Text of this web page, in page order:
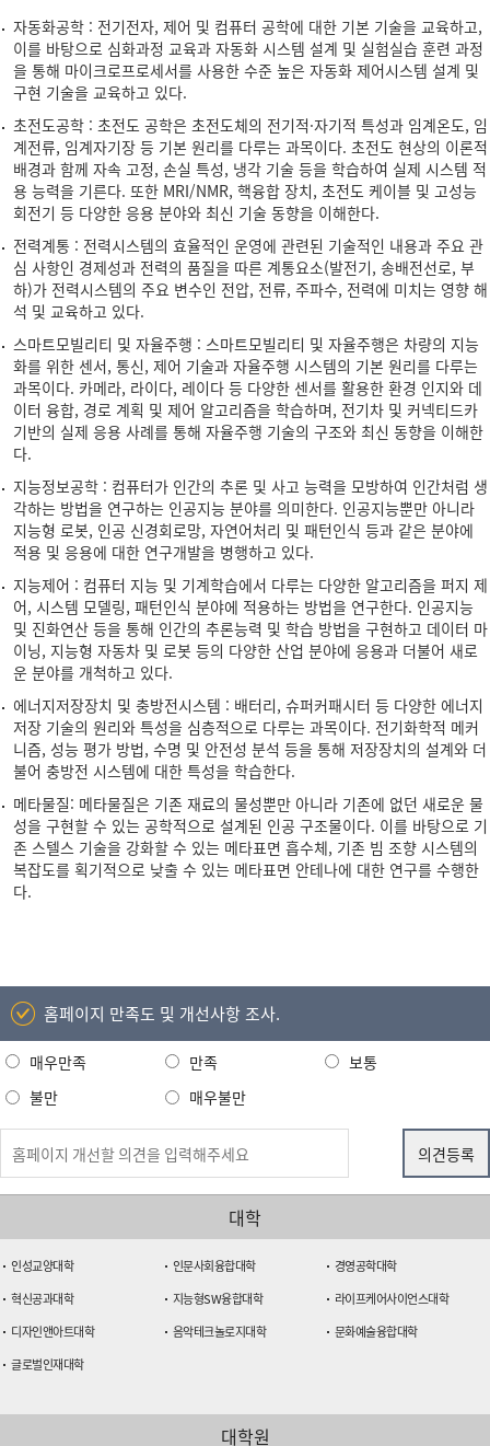
자동화공학 : 전기전자, 제어 및 컴퓨터 공학에 대한 기본 기술을 교육하고,
이를 바탕으로 심화과정 교육과 자동화 시스템 설계 및 실험실습 훈련 과정
을 통해 마이크로프로세서를 사용한 수준 높은 자동화 제어시스템 설계 및
구현 기술을 교육하고 있다.
초전도공학 : 초전도 공학은 초전도체의 전기적·자기적 특성과 임계온도, 임
계전류, 임계자기장 등 기본 원리를 다루는 과목이다. 초전도 현상의 이론적
배경과 함께 자속 고정, 손실 특성, 냉각 기술 등을 학습하여 실제 시스템 적
용 능력을 기른다. 또한 MRI/NMR, 핵융합 장치, 초전도 케이블 및 고성능
회전기 등 다양한 응용 분야와 최신 기술 동향을 이해한다.
전력계통 : 전력시스템의 효율적인 운영에 관련된 기술적인 내용과 주요 관
심 사항인 경제성과 전력의 품질을 따른 계통요소(발전기, 송배전선로, 부
하)가 전력시스템의 주요 변수인 전압, 전류, 주파수, 전력에 미치는 영향 해
석 및 교육하고 있다.
스마트모빌리티 및 자율주행 : 스마트모빌리티 및 자율주행은 차량의 지능
화를 위한 센서, 통신, 제어 기술과 자율주행 시스템의 기본 원리를 다루는
과목이다. 카메라, 라이다, 레이다 등 다양한 센서를 활용한 환경 인지와 데
이터 융합, 경로 계획 및 제어 알고리즘을 학습하며, 전기차 및 커넥티드카
기반의 실제 응용 사례를 통해 자율주행 기술의 구조와 최신 동향을 이해한
다.
지능정보공학 : 컴퓨터가 인간의 추론 및 사고 능력을 모방하여 인간처럼 생
각하는 방법을 연구하는 인공지능 분야를 의미한다. 인공지능뿐만 아니라
지능형 로봇, 인공 신경회로망, 자연어처리 및 패턴인식 등과 같은 분야에
적용 및 응용에 대한 연구개발을 병행하고 있다.
지능제어 : 컴퓨터 지능 및 기계학습에서 다루는 다양한 알고리즘을 퍼지 제
어, 시스템 모델링, 패턴인식 분야에 적용하는 방법을 연구한다. 인공지능
및 진화연산 등을 통해 인간의 추론능력 및 학습 방법을 구현하고 데이터 마
이닝, 지능형 자동차 및 로봇 등의 다양한 산업 분야에 응용과 더불어 새로
운 분야를 개척하고 있다.
에너지저장장치 및 충방전시스템 : 배터리, 슈퍼커패시터 등 다양한 에너지
저장 기술의 원리와 특성을 심층적으로 다루는 과목이다. 전기화학적 메커
니즘, 성능 평가 방법, 수명 및 안전성 분석 등을 통해 저장장치의 설계와 더
불어 충방전 시스템에 대한 특성을 학습한다.
메타물질: 메타물질은 기존 재료의 물성뿐만 아니라 기존에 없던 새로운 물
성을 구현할 수 있는 공학적으로 설계된 인공 구조물이다. 이를 바탕으로 기
존 스텔스 기술을 강화할 수 있는 메타표면 흡수체, 기존 빔 조향 시스템의
복잡도를 획기적으로 낮출 수 있는 메타표면 안테나에 대한 연구를 수행한
다.
홈페이지 만족도 및 개선사항 조사.
매우만족 만족
보통
불만
매우불만
대학
인성교양대학 인문사회융합대학
경영공학대학
혁신공과대학
지능형SW융합대학
라이프케어사이언스대학
디자인앤아트대학
음악테크놀로지대학
문화예술융합대학
글로벌인재대학
대학원